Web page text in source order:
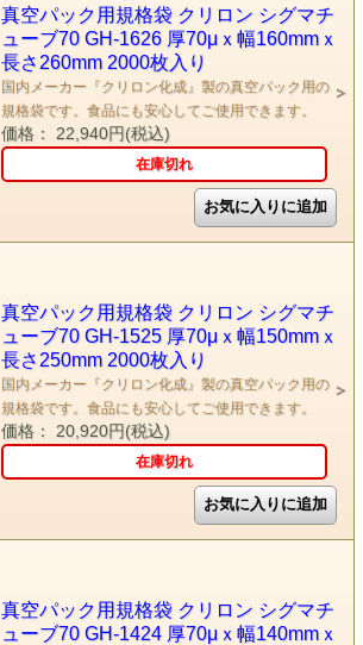
真空パック用規格袋 クリロン シグマチ
ューブ70 GH-1626 厚70μｘ幅160mmｘ
長さ260mm 2000枚入り
国内メーカー『クリロン化成』製の真空パック用の
規格袋です。食品にも安心してご使用できます。
価格： 22,940円(税込)
在庫切れ
真空パック用規格袋 クリロン シグマチ
ューブ70 GH-1525 厚70μｘ幅150mmｘ
長さ250mm 2000枚入り
国内メーカー『クリロン化成』製の真空パック用の
規格袋です。食品にも安心してご使用できます。
価格： 20,920円(税込)
在庫切れ
真空パック用規格袋 クリロン シグマチ
ューブ70 GH-1424 厚70μｘ幅140mmｘ